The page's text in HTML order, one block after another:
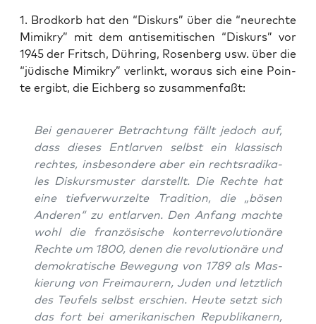
1. Brod­korb hat den “Dis­kurs” über die “neu­rech­te
Mimi­kry” mit dem anti­se­mi­ti­schen “Dis­kurs” vor
1945 der Frit­sch, Düh­ring, Rosen­berg usw. über die
“jüdi­sche Mimi­kry” ver­linkt, wor­aus sich eine Poin­
te ergibt, die Eich­berg so zusammenfaßt:
Bei genaue­rer Betrach­tung fällt jedoch auf,
dass die­ses Ent­lar­ven selbst ein klas­sisch
rech­tes, ins­be­son­de­re aber ein rechts­ra­di­ka­
les Dis­kurs­mus­ter dar­stellt. Die Rech­te hat
eine tief­ver­wur­zel­te Tra­di­ti­on, die „bösen
Ande­ren“ zu ent­lar­ven. Den Anfang mach­te
wohl die fran­zö­si­sche kon­ter­re­vo­lu­tio­nä­re
Rech­te um 1800, denen die revo­lu­tio­nä­re und
demo­kra­ti­sche Bewe­gung von 1789 als Mas­
kie­rung von Frei­mau­rern, Juden und letzt­lich
des Teu­fels selbst erschien. Heu­te setzt sich
das fort bei ame­ri­ka­ni­schen Repu­bli­ka­nern,